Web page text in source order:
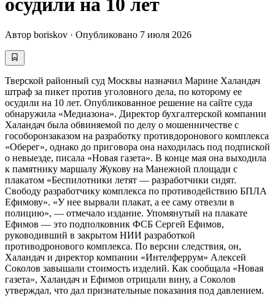
осудили на 10 лет
Автор boriskov · Опубликовано 7 июля 2026
Тверской районный суд Москвы назначил Марине Халандач
штраф за пикет против уголовного дела, по которому ее
осудили на 10 лет. Опубликованное решение на сайте суда
обнаружила «Медиазона». Директор бухгалтерской компании
Халандач была обвиняемой по делу о мошенничестве с
гособоронзаказом на разработку противдоронового комплекса
«Оберег», однако до приговора она находилась под подпиской
о невыезде, писала «Новая газета». В конце мая она выходила
к памятнику маршалу Жукову на Манежной площади с
плакатом «Беспилотники летят — разработчики сидят.
Свободу разработчику комплекса по противодействию БПЛА
Ефимову». «У нее вырвали плакат, а ее саму отвезли в
полицию», — отмечало издание. Упомянутый на плакате
Ефимов — это подполковник ФСБ Сергей Ефимов,
руководивший в закрытом НИИ разработкой
противодронового комплекса. По версии следствия, он,
Халандач и директор компании «Интелферрум» Алексей
Соколов завышали стоимость изделий. Как сообщала «Новая
газета», Халандач и Ефимов отрицали вину, а Соколов
утверждал, что дал признательные показания под давлением.